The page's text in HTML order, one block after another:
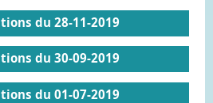
du 28-11-2019
du 30-09-2019
du 01-07-2019